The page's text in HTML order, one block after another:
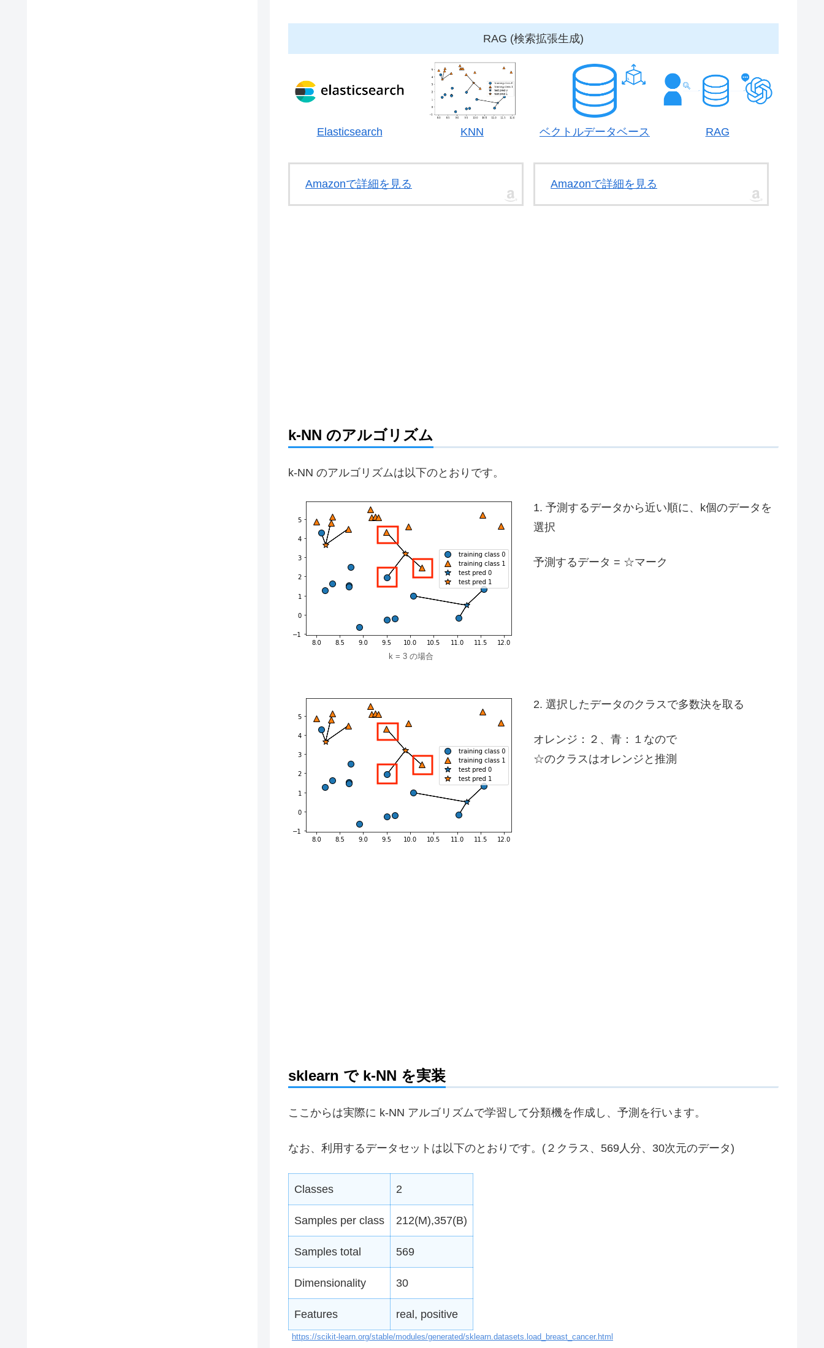
RAG (検索拡張生成)
Elasticsearch KNN ベクトルデータベース RAG
Amazonで詳細を見る Amazonで詳細を見る
k-NN のアルゴリズム
k-NN のアルゴリズムは以下のとおりです。
k = 3 の場合
1. 予測するデータから近い順に、k個のデータを
選択
予測するデータ = ☆マーク
2. 選択したデータのクラスで多数決を取る
オレンジ：２、青：１なので
☆のクラスはオレンジと推測
sklearn で k-NN を実装
ここからは実際に k-NN アルゴリズムで学習して分類機を作成し、予測を行います。
なお、利用するデータセットは以下のとおりです。(２クラス、569人分、30次元のデータ)
Classes 2
Samples per class 212(M),357(B)
Samples total 569
Dimensionality 30
Features real, positive
https://scikit-learn.org/stable/modules/generated/sklearn.datasets.load_breast_cancer.html